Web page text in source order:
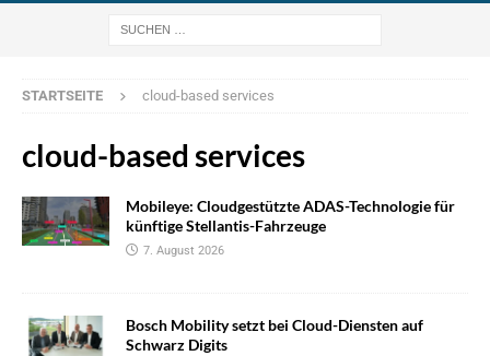
STARTSEITE cloud-based services
cloud-based services
Mobileye: Cloudgestützte ADAS-Technologie für
künftige Stellantis-Fahrzeuge
7. August 2026
Bosch Mobility setzt bei Cloud-Diensten auf
Schwarz Digits